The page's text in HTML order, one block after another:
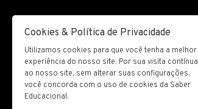
Cookies & Política de Privacidade
Utilizamos cookies para que você tenha a melhor
experiência do nosso site. Por sua visita contínua
ao nosso site, sem alterar suas configurações,
você concorda com o uso de cookies da Saber
Educacional.